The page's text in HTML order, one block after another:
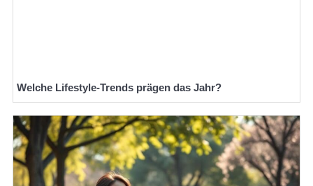
Welche Lifestyle-Trends prägen das Jahr?